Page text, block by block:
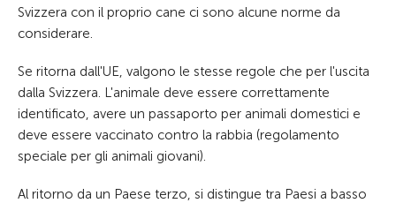
Svizzera con il proprio cane ci sono alcune norme da
considerare.
Se ritorna dall'UE, valgono le stesse regole che per l'uscita
dalla Svizzera. L'animale deve essere correttamente
identificato, avere un passaporto per animali domestici e
deve essere vaccinato contro la rabbia (regolamento
speciale per gli animali giovani).
Al ritorno da un Paese terzo, si distingue tra Paesi a basso